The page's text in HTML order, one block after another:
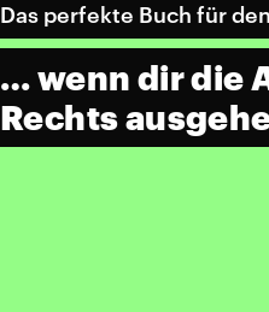
Das perfekte Buch für
… wenn dir die
Rechts